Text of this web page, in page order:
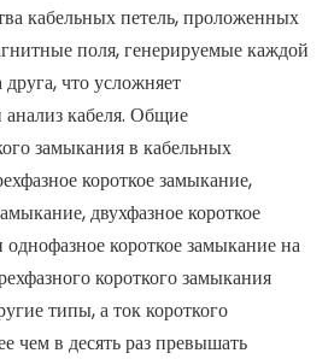
кабельных петель, проложенных
поля, генерируемые каждой
что усложняет
кабеля. Общие
замыкания в кабельных
короткое замыкание,
двухфазное короткое
короткое замыкание на
короткого замыкания
типы, а ток короткого
чем в десять раз превышать